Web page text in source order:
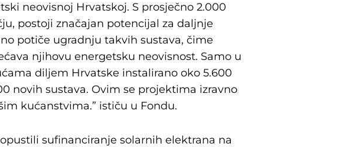
neovisnoj Hrvatskoj. S prosječno 2.000
postoji značajan potencijal za daljnje
potiče ugradnju takvih sustava, čime
njihovu energetsku neovisnost. Samo u
diljem Hrvatske instalirano oko 5.600
novih sustava. Ovim se projektima izravno
kućanstvima.” ističu u Fondu.
sufinanciranje solarnih elektrana na